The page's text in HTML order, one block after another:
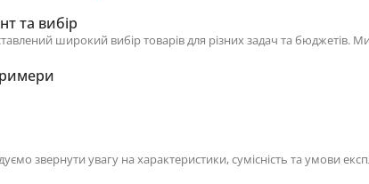
та вибір
широкий вибір товарів для різних задач та бюджетів.
звернути увагу на характеристики, сумісність та умови